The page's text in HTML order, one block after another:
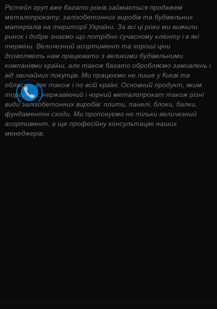
Рістейл груп вже багато років займається продажем
металопрокату, залізобетонних виробів та будівельних
матеріалів на території України. За всі ці роки ми вивчили
ринок і добре знаємо що потрібно сучасному клієнту і в які
терміни. Величезний асортимент та хороші ціни
дозволяють нам працювати з великими будівельними
компаніями країни, але також багато обробляємо замовлень і
від звичайних покупців. Ми працюємо не лише у Києві та
області, але також і по всій країні. Основний продукт, яким
торгує це: нержавіючий і чорний металопрокат також різні
види залізобетонних виробів: плити, панелі, блоки, балки,
фундаментні сходи. Ми пропонуємо не тільки величезний
асортимент, а ще професійну консультацію наших
менеджерів.